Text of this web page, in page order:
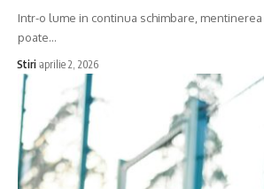
Intr-o lume in continua schimbare,
poate…
Stiri aprilie 2, 2026